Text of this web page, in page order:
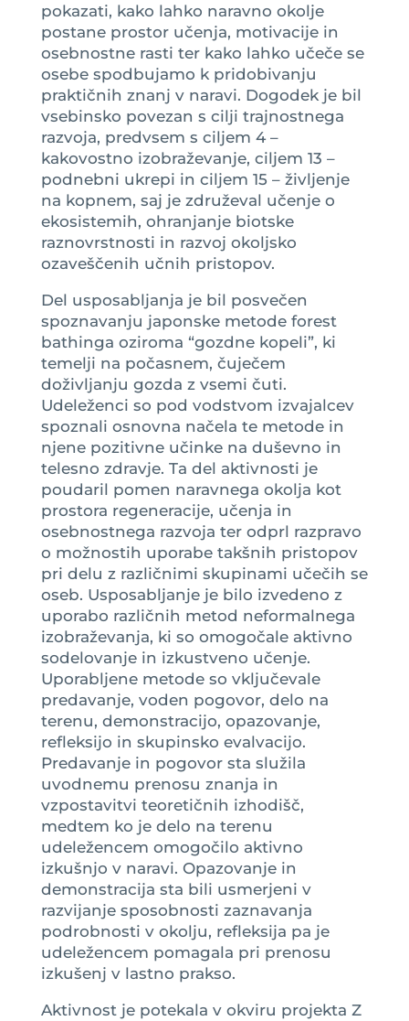
pokazati, kako lahko naravno okolje
postane prostor učenja, motivacije in
osebnostne rasti ter kako lahko učeče se
osebe spodbujamo k pridobivanju
praktičnih znanj v naravi. Dogodek je bil
vsebinsko povezan s cilji trajnostnega
razvoja, predvsem s ciljem 4 –
kakovostno izobraževanje, ciljem 13 –
podnebni ukrepi in ciljem 15 – življenje
na kopnem, saj je združeval učenje o
ekosistemih, ohranjanje biotske
raznovrstnosti in razvoj okoljsko
ozaveščenih učnih pristopov.
Del usposabljanja je bil posvečen
spoznavanju japonske metode forest
bathinga oziroma “gozdne kopeli”, ki
temelji na počasnem, čuječem
doživljanju gozda z vsemi čuti.
Udeleženci so pod vodstvom izvajalcev
spoznali osnovna načela te metode in
njene pozitivne učinke na duševno in
telesno zdravje. Ta del aktivnosti je
poudaril pomen naravnega okolja kot
prostora regeneracije, učenja in
osebnostnega razvoja ter odprl razpravo
o možnostih uporabe takšnih pristopov
pri delu z različnimi skupinami učečih se
oseb. Usposabljanje je bilo izvedeno z
uporabo različnih metod neformalnega
izobraževanja, ki so omogočale aktivno
sodelovanje in izkustveno učenje.
Uporabljene metode so vključevale
predavanje, voden pogovor, delo na
terenu, demonstracijo, opazovanje,
refleksijo in skupinsko evalvacijo.
Predavanje in pogovor sta služila
uvodnemu prenosu znanja in
vzpostavitvi teoretičnih izhodišč,
medtem ko je delo na terenu
udeležencem omogočilo aktivno
izkušnjo v naravi. Opazovanje in
demonstracija sta bili usmerjeni v
razvijanje sposobnosti zaznavanja
podrobnosti v okolju, refleksija pa je
udeležencem pomagala pri prenosu
izkušenj v lastno prakso.
Aktivnost je potekala v okviru projekta Z